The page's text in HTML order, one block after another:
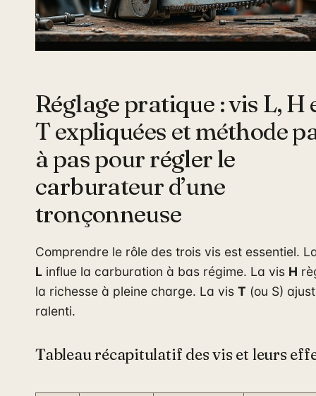
Réglage pratique : vis L, H
T expliquées et méthode
à pas pour régler le
carburateur d’une
tronçonneuse
Comprendre le rôle des trois vis est essentiel.
L influe la carburation à bas régime. La vis H
la richesse à pleine charge. La vis T (ou S)
ralenti.
Tableau récapitulatif des vis et leurs